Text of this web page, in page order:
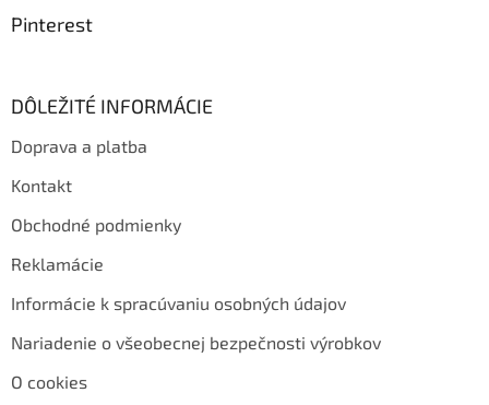
Pinterest
DÔLEŽITÉ INFORMÁCIE
Doprava a platba
Kontakt
Obchodné podmienky
Reklamácie
Informácie k spracúvaniu osobných údajov
Nariadenie o všeobecnej bezpečnosti výrobkov
O cookies